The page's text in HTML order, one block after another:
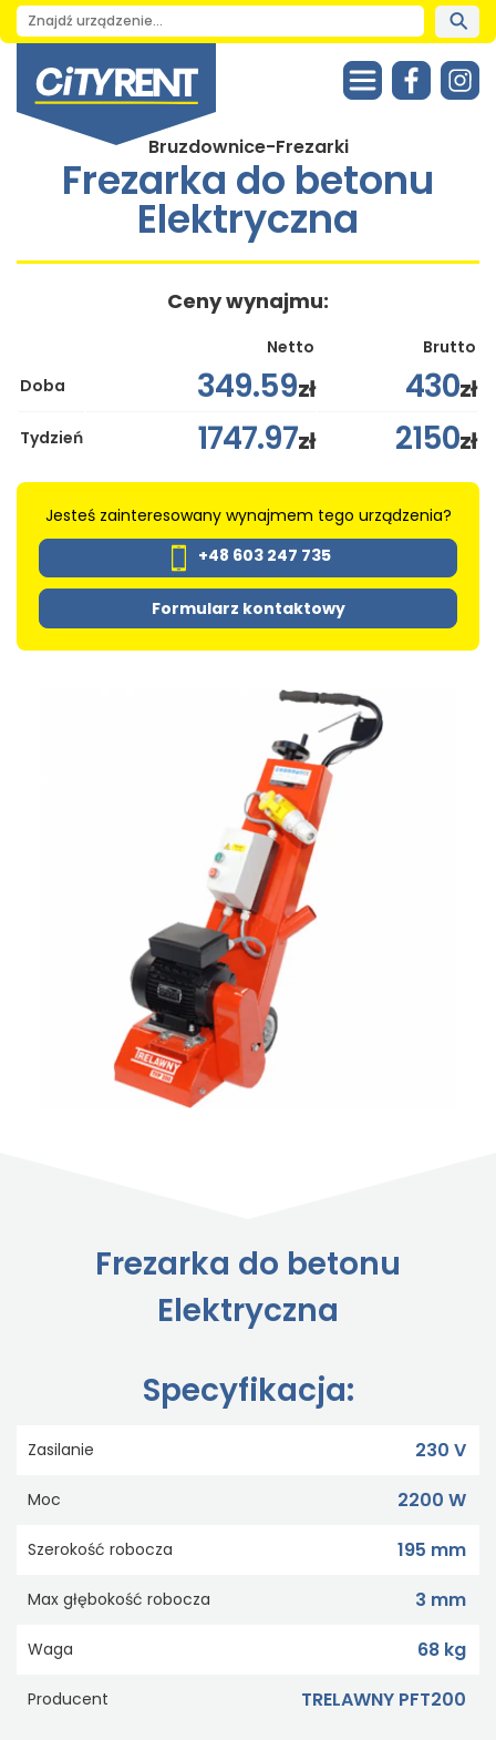
Bruzdownice-Frezarki
Frezarka do betonu
Elektryczna
Ceny wynajmu:
Netto
Brutto
Doba
349.59zł 430zł
Tydzień 1747.97zł 2150zł
Jesteś zainteresowany wynajmem tego urządzenia?
+48 603 247 735
Formularz kontaktowy
Frezarka do betonu
Elektryczna
Specyfikacja:
Zasilanie 230 V
Moc 2200 W
Szerokość robocza 195 mm
Max głębokość robocza 3 mm
Waga 68 kg
Producent TRELAWNY PFT200